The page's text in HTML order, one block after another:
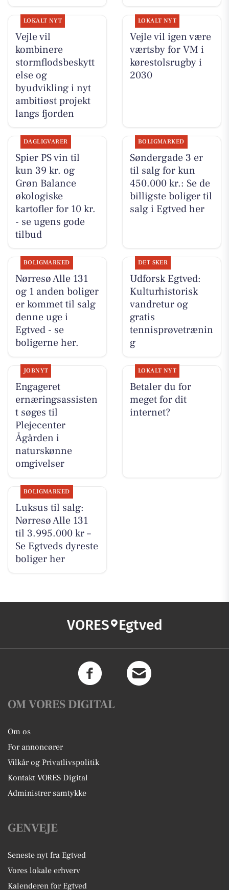
LOKALT NYT
Vejle vil
kombinere
stormflodsbeskytt
else og
byudvikling i nyt
ambitiøst projekt
langs fjorden
LOKALT NYT
Vejle vil igen være
værtsby for VM i
kørestolsrugby i
2030
DAGLIGVARER
Spier PS vin til
kun 39 kr. og
Grøn Balance
økologiske
kartofler for 10 kr.
- se ugens gode
tilbud
BOLIGMARKED
Søndergade 3 er
til salg for kun
450.000 kr.: Se de
billigste boliger til
salg i Egtved her
BOLIGMARKED
Nørresø Alle 131
og 1 anden boliger
er kommet til salg
denne uge i
Egtved - se
boligerne her.
DET SKER
Udforsk Egtved:
Kulturhistorisk
vandretur og
gratis
tennisprøvetrænin
g
JOBNYT
Engageret
ernæringsassisten
t søges til
Plejecenter
Ågården i
naturskønne
omgivelser
LOKALT NYT
Betaler du for
meget for dit
internet?
BOLIGMARKED
Luksus til salg:
Nørresø Alle 131
til 3.995.000 kr –
Se Egtveds dyreste
boliger her
VORES Egtved
OM VORES DIGITAL
Om os
For annoncører
Vilkår og Privatlivspolitik
Kontakt VORES Digital
Administrer samtykke
GENVEJE
Seneste nyt fra Egtved
Vores lokale erhverv
Kalenderen for Egtved